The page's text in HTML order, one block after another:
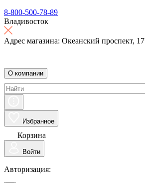
8-800-500-78-89
Владивосток
Адрес магазина: Океанский проспект, 17
О компании
Избранное
Корзина
Войти
Авторизация: